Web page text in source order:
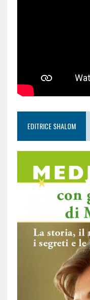
EDITRICE SHALOM